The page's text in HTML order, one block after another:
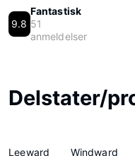
9.8
Fantastisk
51
anmeldelser
Delstater/
Leeward Windward